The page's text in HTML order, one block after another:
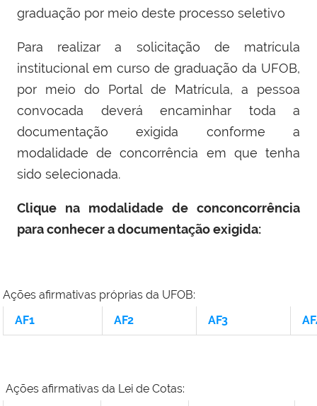
graduação por meio deste processo seletivo
Para realizar a solicitação de matrícula
institucional em curso de graduação da UFOB,
por meio do Portal de Matrícula, a pessoa
convocada deverá encaminhar toda a
documentação exigida conforme a
modalidade de concorrência em que tenha
sido selecionada.
Clique na modalidade de conconcorrência
para conhecer a documentação exigida:
Ações afirmativas próprias da UFOB:
AF1
AF2 AF3
Ações afirmativas da Lei de Cotas: